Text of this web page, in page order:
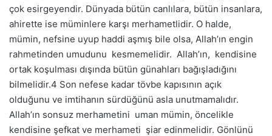
çok esirgeyendir. Dünyada bütün canlılara, bütün insanlara,
ahirette ise müminlere karşı merhametlidir. O halde,
mümin, nefsine uyup haddi aşmış bile olsa, Allah’ın engin
rahmetinden umudunu kesmemelidir. Allah’ın, kendisine
ortak koşulması dışında bütün günahları bağışladığını
bilmelidir.4 Son nefese kadar tövbe kapısının açık
olduğunu ve imtihanın sürdüğünü asla unutmamalıdır.
Allah’ın sonsuz merhametini uman mümin, öncelikle
kendisine şefkat ve merhameti şiar edinmelidir. Gönlünü